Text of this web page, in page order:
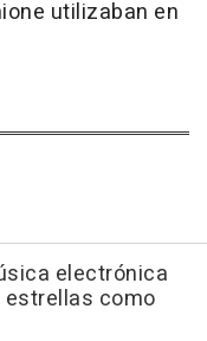
utilizaban en
electrónica
estrellas como